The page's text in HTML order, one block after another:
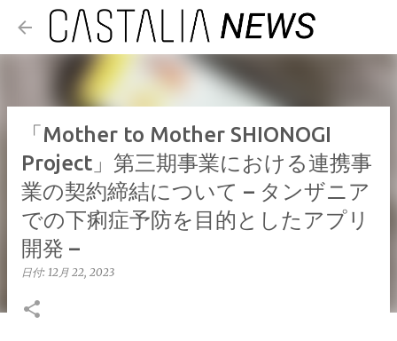
スキップしてメイン コンテンツ
「Mother to Mother SHIONOGI
Project」第三期事業における連携事
業の契約締結について – タンザニア
での下痢症予防を目的としたアプリ
開発 –
日付: 12月 22, 2023